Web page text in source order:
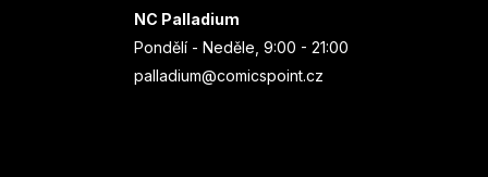
NC Palladium
Pondělí - Neděle, 9:00 - 21:00
palladium@comicspoint.cz